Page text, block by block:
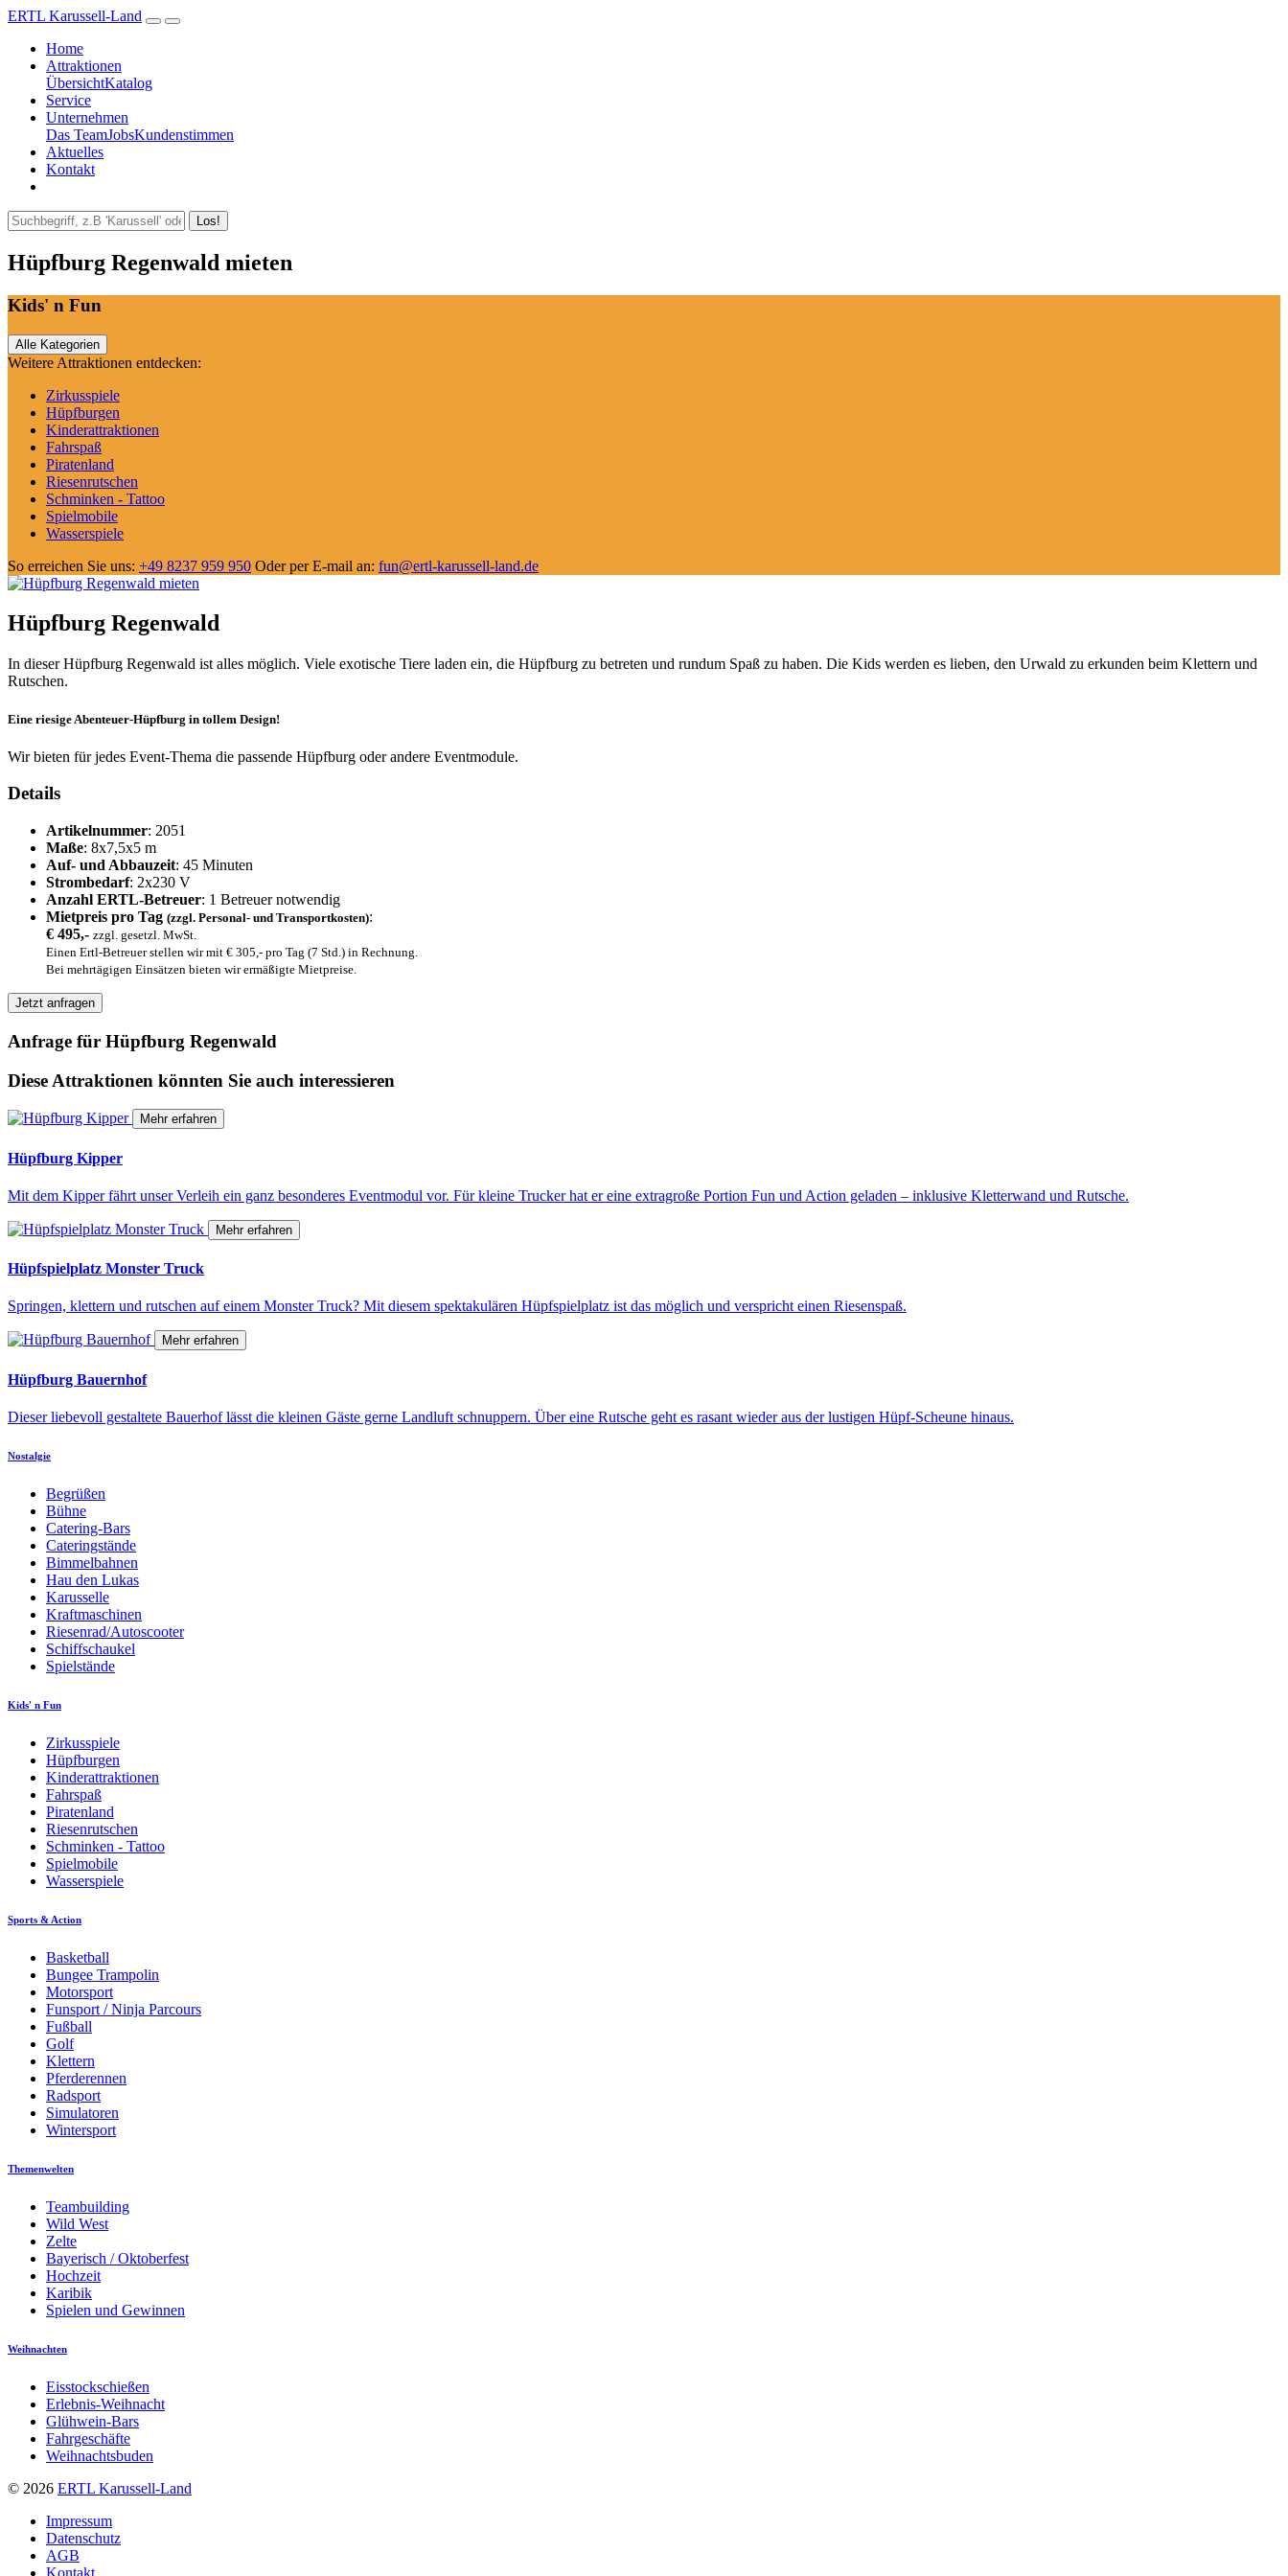
ERTL Karussell-Land
Home
Attraktionen
ÜbersichtKatalog
Service
Unternehmen
Das TeamJobsKundenstimmen
Aktuelles
Kontakt
Los!
Hüpfburg Regenwald mieten
Kids' n Fun
Alle Kategorien
Weitere Attraktionen entdecken:
Zirkusspiele
Hüpfburgen
Kinderattraktionen
Fahrspaß
Piratenland
Riesenrutschen
Schminken - Tattoo
Spielmobile
Wasserspiele
So erreichen Sie uns: +49 8237 959 950 Oder per E-mail an: fun@ertl-karussell-land.de
Hüpfburg Regenwald
In dieser Hüpfburg Regenwald ist alles möglich. Viele exotische Tiere laden ein, die Hüpfburg zu betreten und rundum Spaß zu haben. Die Kids werden es lieben, den Urwald zu erkunden beim Klettern und
Rutschen.
Eine riesige Abenteuer-Hüpfburg in tollem Design!
Wir bieten für jedes Event-Thema die passende Hüpfburg oder andere Eventmodule.
Details
Artikelnummer: 2051
Maße: 8x7,5x5 m
Auf- und Abbauzeit: 45 Minuten
Strombedarf: 2x230 V
Anzahl ERTL-Betreuer: 1 Betreuer notwendig
Mietpreis pro Tag (zzgl. Personal- und Transportkosten):
€ 495,- zzgl. gesetzl. MwSt.
Einen Ertl-Betreuer stellen wir mit € 305,- pro Tag (7 Std.) in Rechnung.
Bei mehrtägigen Einsätzen bieten wir ermäßigte Mietpreise.
Jetzt anfragen
Anfrage für Hüpfburg Regenwald
Diese Attraktionen könnten Sie auch interessieren
Mehr erfahren
Hüpfburg Kipper
Mit dem Kipper fährt unser Verleih ein ganz besonderes Eventmodul vor. Für kleine Trucker hat er eine extragroße Portion Fun und Action geladen – inklusive Kletterwand und Rutsche.
Mehr erfahren
Hüpfspielplatz Monster Truck
Springen, klettern und rutschen auf einem Monster Truck? Mit diesem spektakulären Hüpfspielplatz ist das möglich und verspricht einen Riesenspaß.
Mehr erfahren
Hüpfburg Bauernhof
Dieser liebevoll gestaltete Bauerhof lässt die kleinen Gäste gerne Landluft schnuppern. Über eine Rutsche geht es rasant wieder aus der lustigen Hüpf-Scheune hinaus.
Nostalgie
Begrüßen
Bühne
Catering-Bars
Cateringstände
Bimmelbahnen
Hau den Lukas
Karusselle
Kraftmaschinen
Riesenrad/Autoscooter
Schiffschaukel
Spielstände
Kids' n Fun
Zirkusspiele
Hüpfburgen
Kinderattraktionen
Fahrspaß
Piratenland
Riesenrutschen
Schminken - Tattoo
Spielmobile
Wasserspiele
Sports & Action
Basketball
Bungee Trampolin
Motorsport
Funsport / Ninja Parcours
Fußball
Golf
Klettern
Pferderennen
Radsport
Simulatoren
Wintersport
Themenwelten
Teambuilding
Wild West
Zelte
Bayerisch / Oktoberfest
Hochzeit
Karibik
Spielen und Gewinnen
Weihnachten
Eisstockschießen
Erlebnis-Weihnacht
Glühwein-Bars
Fahrgeschäfte
Weihnachtsbuden
© 2026 ERTL Karussell-Land
Impressum
Datenschutz
AGB
Kontakt